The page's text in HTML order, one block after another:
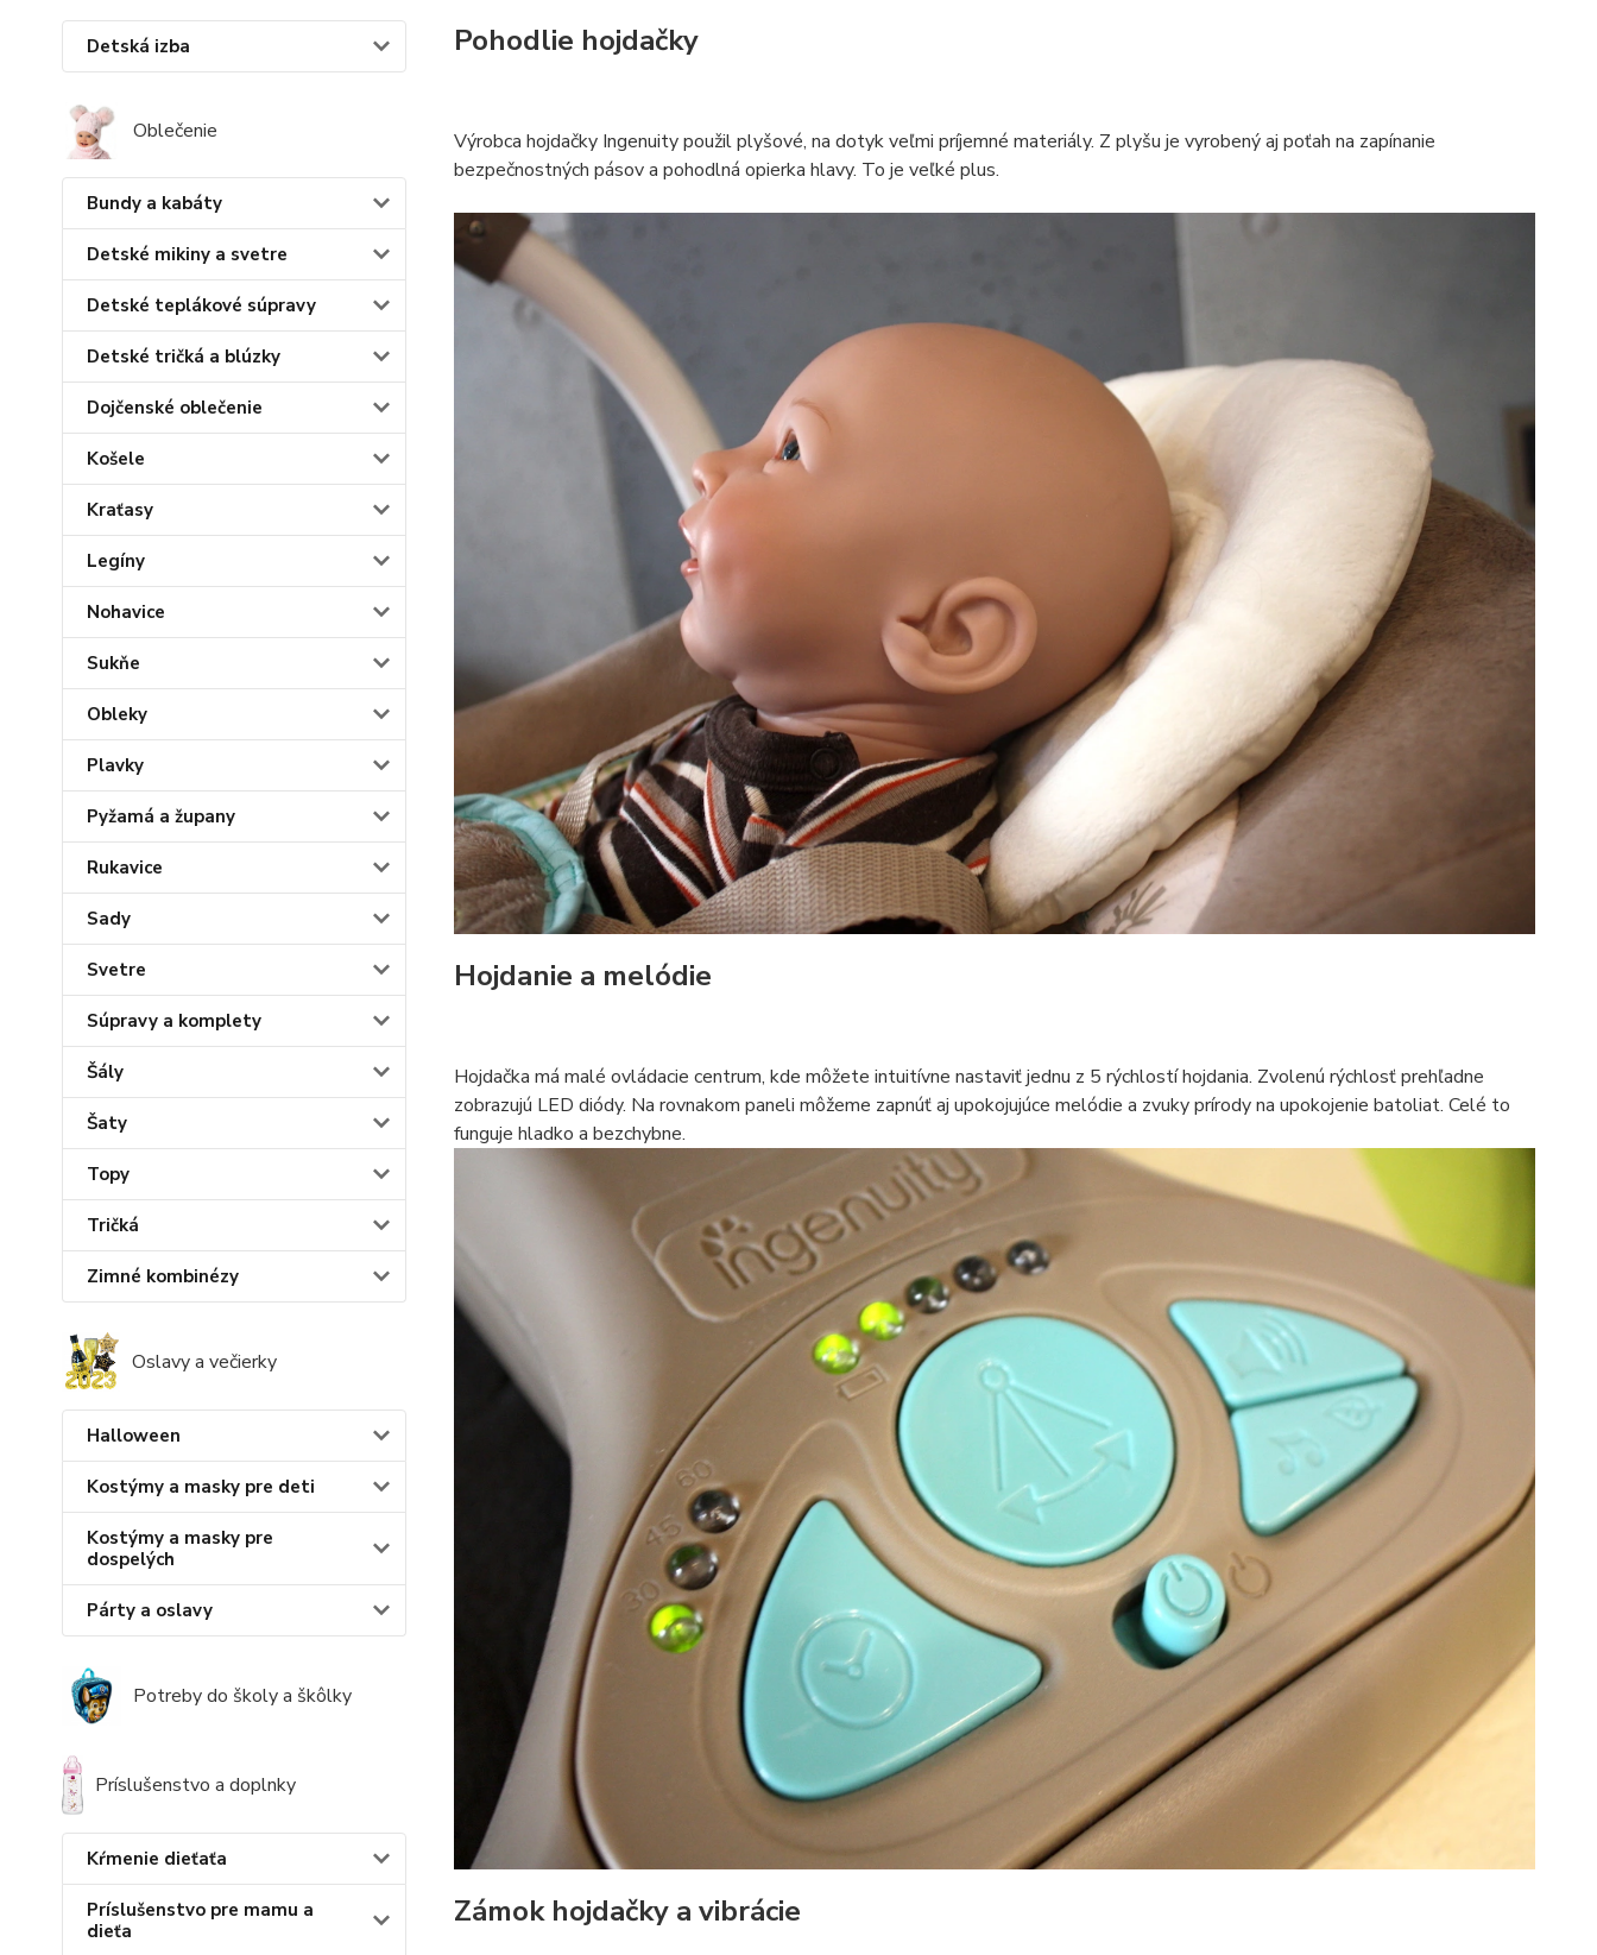
Detská izba
Oblečenie
Bundy a kabáty
Detské mikiny a svetre
Detské teplákové súpravy
Detské tričká a blúzky
Dojčenské oblečenie
Košele
Kraťasy
Legíny
Nohavice
Sukňe
Obleky
Plavky
Pyžamá a župany
Rukavice
Sady
Svetre
Súpravy a komplety
Šály
Šaty
Topy
Tričká
Zimné kombinézy
Oslavy a večierky
Halloween
Kostýmy a masky pre deti
Kostýmy a masky pre
dospelých
Párty a oslavy
Potreby do školy a škôlky
Príslušenstvo a doplnky
Kŕmenie dieťaťa
Príslušenstvo pre mamu a
dieťa
Pohodlie hojdačky
Výrobca hojdačky Ingenuity použil plyšové, na dotyk veľmi príjemné materiály. Z plyšu je vyrobený aj poťah na zapínanie
bezpečnostných pásov a pohodlná opierka hlavy. To je veľké plus.
Hojdanie a melódie
Hojdačka má malé ovládacie centrum, kde môžete intuitívne nastaviť jednu z 5 rýchlostí hojdania. Zvolenú rýchlosť prehľadne
zobrazujú LED diódy. Na rovnakom paneli môžeme zapnúť aj upokojujúce melódie a zvuky prírody na upokojenie batoliat. Celé to
funguje hladko a bezchybne.
Zámok hojdačky a vibrácie